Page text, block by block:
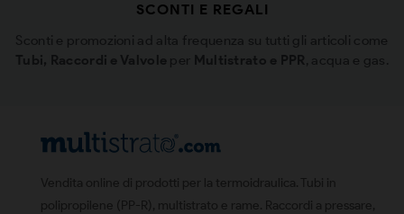
SCONTI E REGALI
Sconti e promozioni ad alta frequenza su tutti gli articoli come
Tubi, Raccordi e Valvole per Multistrato e PPR , acqua e gas.